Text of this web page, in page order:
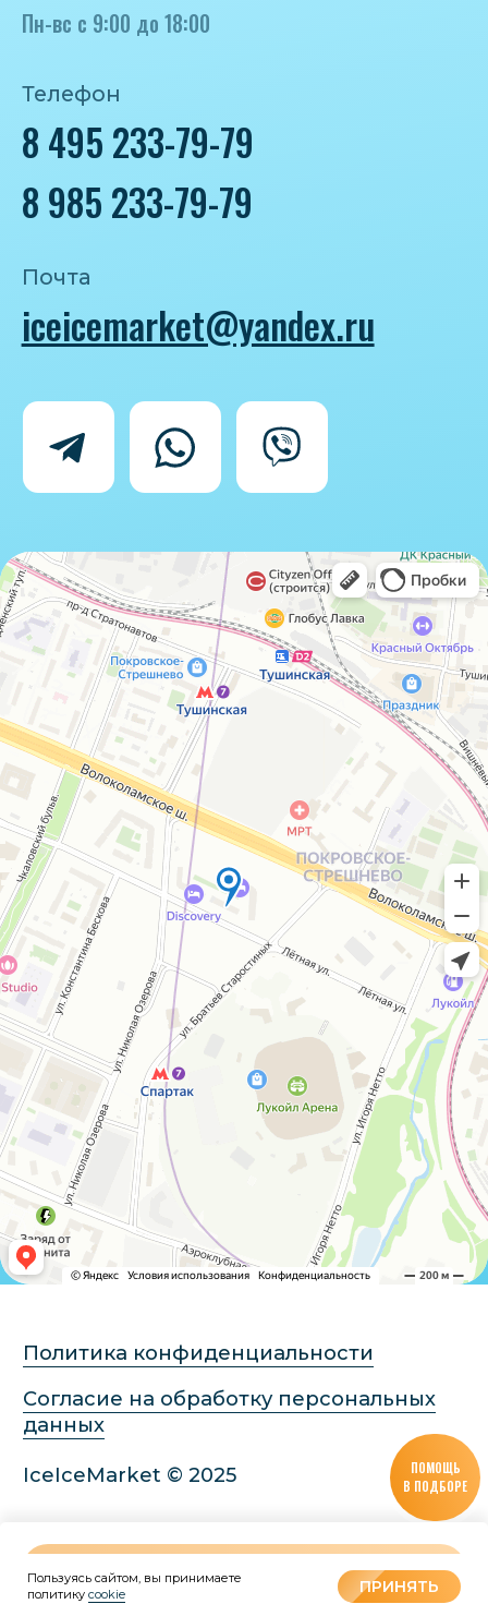
В КОРЗИНУ
Политика конфиденциальности
Пользуясь сайтом, вы принимаете
политику cookie ПРИНЯТЬ
ПОМОЩЬ
В ПОДБОРЕ
Made on